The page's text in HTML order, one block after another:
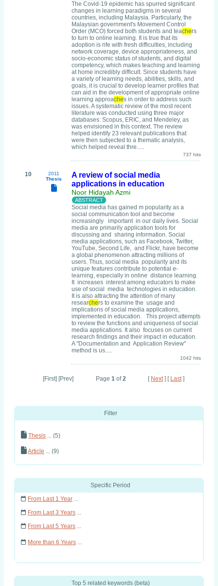
The Covid-19 epidemic has spurred significant
changes in learning paradigms in several
countries, including Malaysia. Particularly, the
Malaysian government's Movement Control
Order (MCO) forced both students and teachers
to turn to online learning. It is true that its
adoption is rife with fresh difficulties, including
network coverage, device appropriateness, and
socio-economic status of students, and digital
competency, which makes teaching and learning
at home incredibly difficult. Since students have
a variety of learning needs, abilities, skills, and
goals, it is crucial to develop learner profiles that
can aid in the development of appropriate online
learning approaches in order to address such
issues. A systematic review of the most recent
literature was conducted using three major
databases: Scopus, ERIC, and Mendeley, as
was envisioned in this context. The review
helped identify 23 relevant publications that
were then subjected to a thematic analysis,
which helped reveal thre.....
737 hits
10
2011
Thesis
A review of social media
applications in education
Noor Hidayah Azmi
Social media has gained m popularity as a
social communication tool and become
increasingly important in our daily lives. Social
media are primarily application tools for
discussing and sharing information. Social
media applications, such as Facebook, Twitter,
YouTube, Second Life, and Flickr, have become
a global phenomenon attracting millions of
users. Thus, social media popularity and its
unique features contribute to potential e-
learning, especially in online distance learning.
It increases interest among educators to make
use of social media technologies in education.
It is also attracting the attention of many
researchers to examine the usage and
implications of social media applications,
implemented in education. This project attempts
to review the functions and uniqueness of social
media applications. It also focuses on current
research findings and their impact in education.
A "Documentation and Application Review"
method is us.....
1042 hits
[First] [Prev] Page 1of2 [ Next] [ Last]
Filter
Thesis ... (5)
Article ... (9)
Specific Period
From Last 1 Year ...
From Last 3 Years ...
From Last 5 Years ...
More than 6 Years ...
Top 5 related keywords (beta)